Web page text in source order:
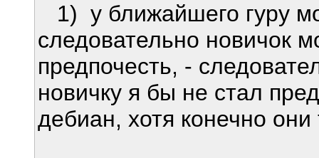
1) у ближайшего гуру
следовательно новичок
предпочесть, -
новичку я бы не стал
дебиан, хотя конечно